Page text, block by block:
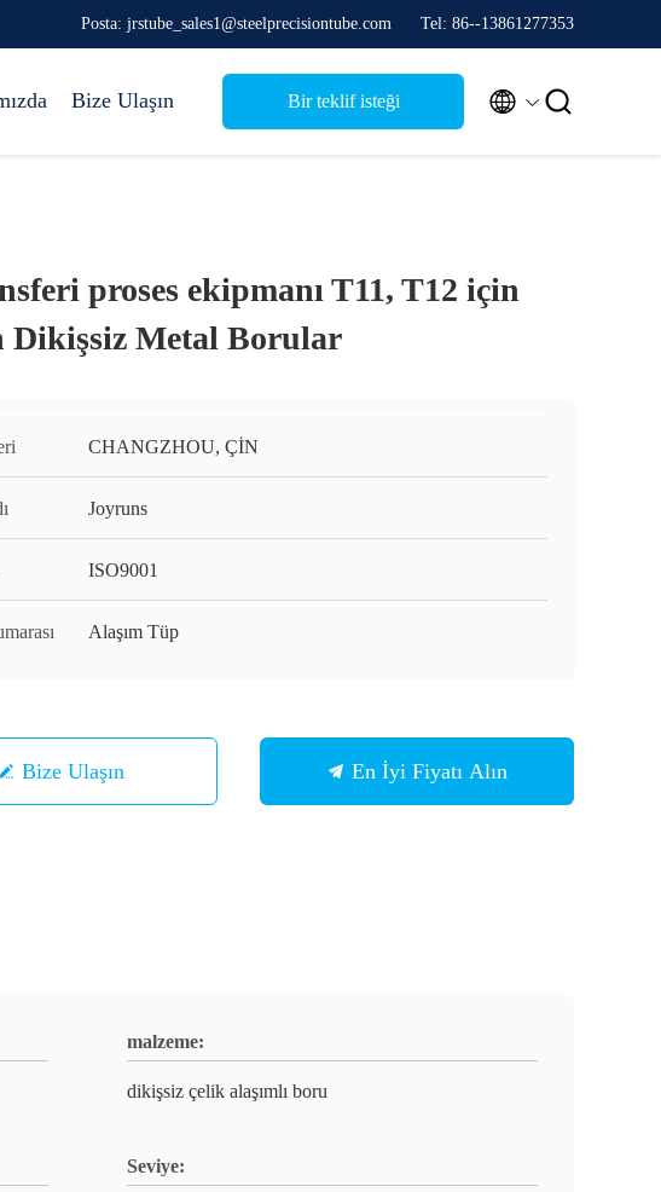
Posta: jrstube_sales1@steelprecisiontube.com Tel: 86--13861277353
Bize Ulaşın Bir teklif isteği  
proses ekipmanı T11, T12 için
Dikişsiz Metal Borular
CHANGZHOU, ÇİN
Joyruns
ISO9001
Alaşım Tüp
Bize Ulaşın En İyi Fiyatı Alın
malzeme:
dikişsiz çelik alaşımlı boru
Seviye: